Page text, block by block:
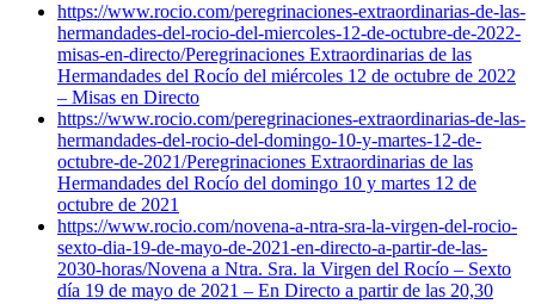
https://www.rocio.com/peregrinaciones-extraordinarias-de-las-
hermandades-del-rocio-del-miercoles-12-de-octubre-de-2022-
misas-en-directo/Peregrinaciones Extraordinarias de las
Hermandades del Rocío del miércoles 12 de octubre de 2022
– Misas en Directo
https://www.rocio.com/peregrinaciones-extraordinarias-de-las-
hermandades-del-rocio-del-domingo-10-y-martes-12-de-
octubre-de-2021/Peregrinaciones Extraordinarias de las
Hermandades del Rocío del domingo 10 y martes 12 de
octubre de 2021
https://www.rocio.com/novena-a-ntra-sra-la-virgen-del-rocio-
sexto-dia-19-de-mayo-de-2021-en-directo-a-partir-de-las-
2030-horas/Novena a Ntra. Sra. la Virgen del Rocío – Sexto
día 19 de mayo de 2021 – En Directo a partir de las 20,30